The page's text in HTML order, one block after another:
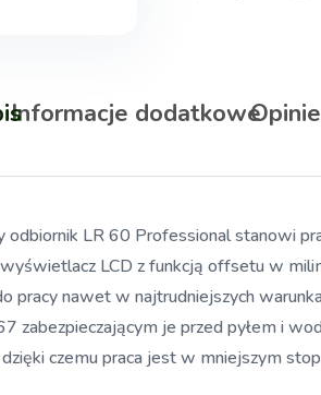
Informacje dodatkowe
LR 60 Professional stanowi
LCD z funkcją offsetu w
nawet w najtrudniejszych
je przed pyłem i
czemu praca jest w mniejszym